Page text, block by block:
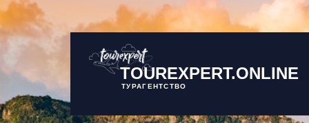
TOUREXPERT.ONLINE
ТУРАГЕНТСТВО